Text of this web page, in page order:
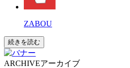
ZABOU
続きを読む
ARCHIVEアーカイブ